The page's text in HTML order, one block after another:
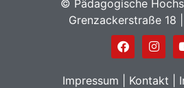
© Pädagogische
Grenzackerstraße 18
Impressum Kontakt